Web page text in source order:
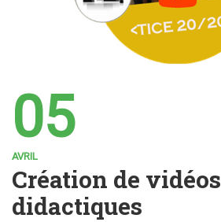
05
AVRIL
Création de vidéos
didactiques